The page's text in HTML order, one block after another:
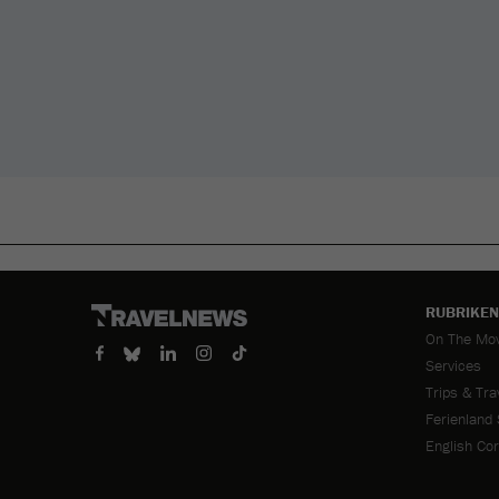
RUBRIKEN
Navigation
On The
Services
Trips &
Ferienland
English